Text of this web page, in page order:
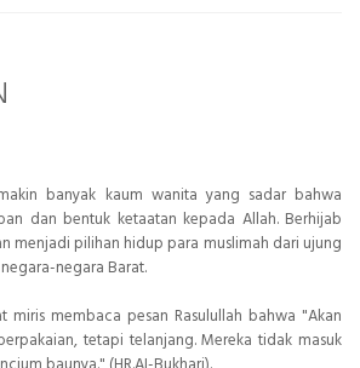
banyak kaum wanita yang sadar bahwa
dan bentuk ketaatan kepada Allah. Berhijab
menjadi pilihan hidup para muslimah dari ujung
negara Barat.
miris membaca pesan Rasulullah bahwa "Akan
tetapi telanjang. Mereka tidak masuk